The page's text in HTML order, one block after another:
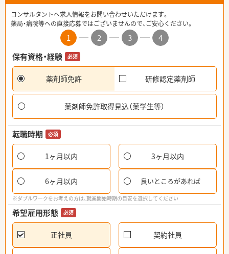
コンサルタントへ求人情報をお問い合わせいただけます。
薬局・病院等への直接応募ではございませんので、ご安心ください。
1 2 3
4
保有資格・経験
必須
薬剤師免許 研修認定薬剤師
薬剤師免許取得見込（薬学生等）
転職時期 必須
1ヶ月以内 3ヶ月以内
6ヶ月以内 良いところがあれば
※ダブルワークをお考えの方は、就業開始時期の目安を選択してください
希望雇用形態 必須
正社員 契約社員